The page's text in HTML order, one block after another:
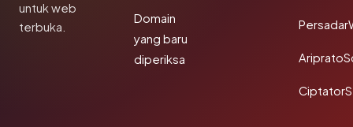
untuk web
terbuka.
Domain
yang baru
diperiksa